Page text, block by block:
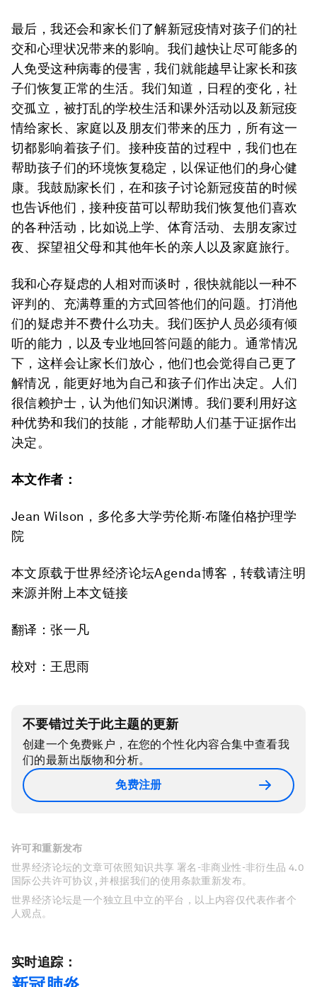
最后，我还会和家长们了解新冠疫情对孩子们的社
交和心理状况带来的影响。我们越快让尽可能多的
人免受这种病毒的侵害，我们就能越早让家长和孩
子们恢复正常的生活。我们知道，日程的变化，社
交孤立，被打乱的学校生活和课外活动以及新冠疫
情给家长、家庭以及朋友们带来的压力，所有这一
切都影响着孩子们。接种疫苗的过程中，我们也在
帮助孩子们的环境恢复稳定，以保证他们的身心健
康。我鼓励家长们，在和孩子讨论新冠疫苗的时候
也告诉他们，接种疫苗可以帮助我们恢复他们喜欢
的各种活动，比如说上学、体育活动、去朋友家过
夜、探望祖父母和其他年长的亲人以及家庭旅行。
我和心存疑虑的人相对而谈时，很快就能以一种不
评判的、充满尊重的方式回答他们的问题。打消他
们的疑虑并不费什么功夫。我们医护人员必须有倾
听的能力，以及专业地回答问题的能力。通常情况
下，这样会让家长们放心，他们也会觉得自己更了
解情况，能更好地为自己和孩子们作出决定。人们
很信赖护士，认为他们知识渊博。我们要利用好这
种优势和我们的技能，才能帮助人们基于证据作出
决定。
本文作者：
Jean Wilson，多伦多大学劳伦斯·布隆伯格护理学
院
本文原载于世界经济论坛Agenda博客，转载请注明
来源并附上本文链接
翻译：张一凡
校对：王思雨
不要错过关于此主题的更新
创建一个免费账户，在您的个性化内容合集中查看我
们的最新出版物和分析。
免费注册
许可和重新发布
世界经济论坛的文章可依照知识共享 署名-非商业性-非衍生品 4.0
国际公共许可协议 , 并根据我们的使用条款重新发布。
世界经济论坛是一个独立且中立的平台，以上内容仅代表作者个
人观点。
实时追踪：